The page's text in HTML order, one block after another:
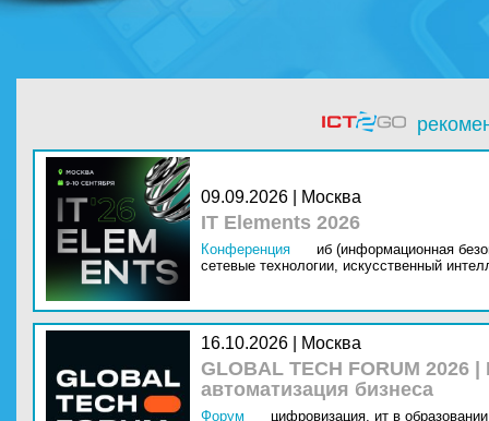
09.09.2026 | Москва
IT Elements 2026
Конференция
иб (информационная
сетевые технологии, искусственный
16.10.2026 | Москва
GLOBAL TECH FORUM
автоматизация бизнеса
Форум цифровизация, ит в